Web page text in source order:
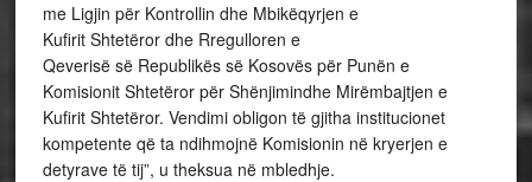
me Ligjin për Kontrollin dhe Mbikëqyrjen e
Kufirit Shtetëror dhe Rregulloren e
Qeverisë së Republikës së Kosovës për Punën e
Komisionit Shtetëror për Shënjimindhe Mirëmbajtjen e
Kufirit Shtetëror. Vendimi obligon të gjitha institucionet
kompetente që ta ndihmojnë Komisionin në kryerjen e
detyrave të tij”, u theksua në mbledhje.